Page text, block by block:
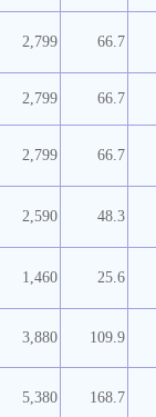
2,799 66.7
2,799 66.7
2,799 66.7
2,590 48.3
1,460 25.6
3,880 109.9
5,380 168.7